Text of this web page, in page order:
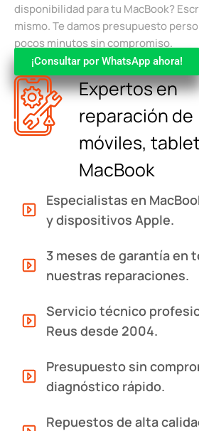
disponibilidad para tu MacBook?
mismo. Te damos presupuesto
pocos minutos sin compromiso.
¡Consultar por WhatsApp ahora!
Expertos en
reparación de
móviles,
MacBook
Especialistas en
y dispositivos Apple.
3 meses de garantía en
nuestras reparaciones.
Servicio técnico
Reus desde 2004.
Presupuesto sin
diagnóstico rápido.
Repuestos de alta